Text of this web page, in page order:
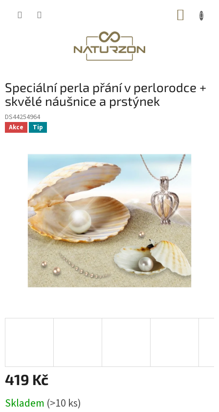
Speciální perla přání v perlorodce +
skvělé náušnice a prstýnek
DS44254964
Akce Tip
419 Kč
cena:
Skladem (>10 ks)